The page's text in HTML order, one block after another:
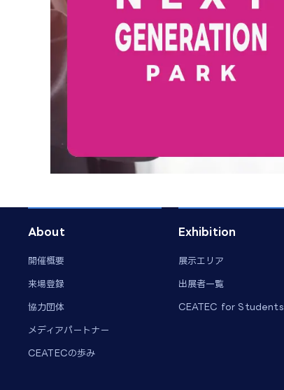
About
開催概要
来場登録
協力団体
メディアパートナー
CEATECの歩み
Exhibition
展示エリア
出展者一覧
CEATEC for Students